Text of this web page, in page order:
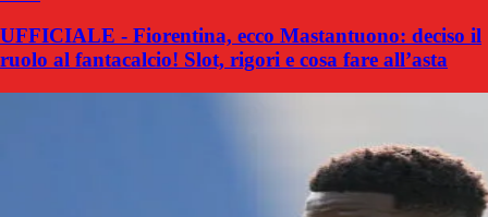
UFFICIALE - Fiorentina, ecco Mastantuono: deciso il
ruolo al fantacalcio! Slot, rigori e cosa fare all’asta